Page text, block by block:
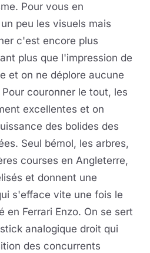
Pour vous en
peu les visuels mais
c'est encore plus
plus que l'impression de
et on ne déplore aucune
couronner le tout, les
excellentes et on
des bolides des
Seul bémol, les arbres,
courses en Angleterre,
et donnent une
s'efface vite une fois le
en Ferrari Enzo. On se sert
analogique droit qui
des concurrents